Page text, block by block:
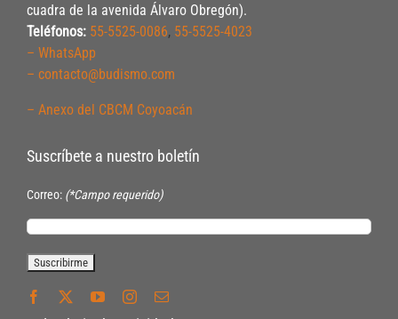
cuadra de la avenida Álvaro Obregón).
Teléfonos: 55-5525-0086, 55-5525-4023
– WhatsApp
– contacto@budismo.com
– Anexo del CBCM Coyoacán
Suscríbete a nuestro boletín
Correo: (*Campo requerido)